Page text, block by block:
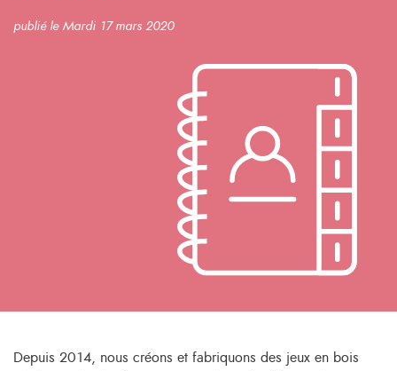
publié le Mardi 17 mars 2020
Depuis 2014, nous créons et fabriquons des jeux en bois